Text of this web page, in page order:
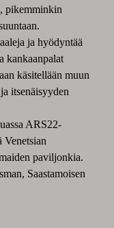
pikemminkin
ja hyödyntää
kankaanpalat
käsitellään muun
itsenäisyyden
ARS22-
Venetsian
paviljonkia.
Saastamoisen